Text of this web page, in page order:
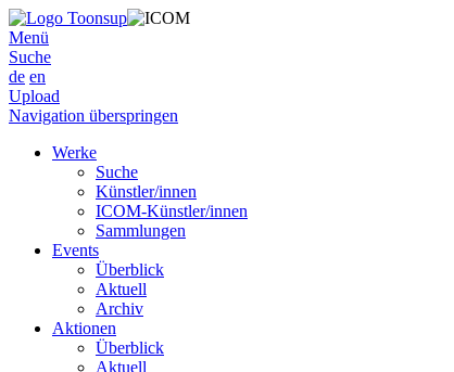
Menü
Suche
de en
Upload
Navigation überspringen
Werke
Suche
Künstler/innen
ICOM-Künstler/innen
Sammlungen
Events
Überblick
Aktuell
Archiv
Aktionen
Überblick
Aktuell